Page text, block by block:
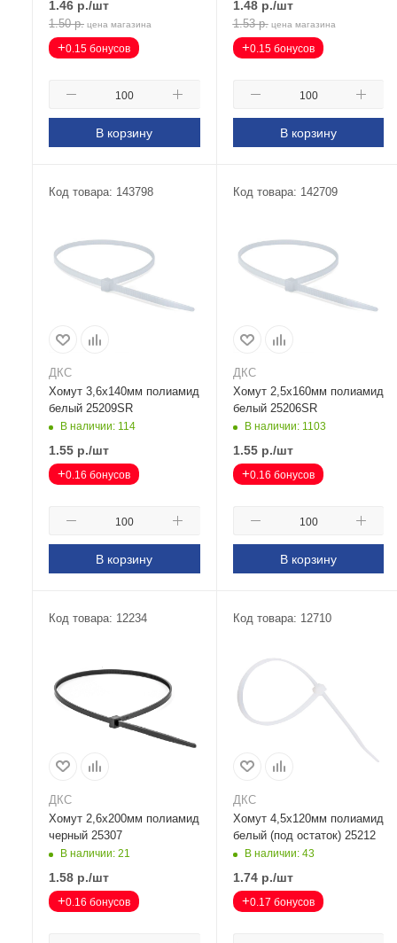
1.46 р./шт
1.50 р. цена магазина
+0.15 бонусов
В корзину
1.48р./шт
1.53 р. цена магазина
+0.15 бонусов
В корзину
Код товара: 143798
ДКС
Хомут 3,6х140мм полиамид
белый 25209SR
В наличии: 114
1.55 р./шт
+0.16 бонусов
В корзину
Код товара: 142709
ДКС
Хомут 2,5х160мм полиамид
белый 25206SR
В наличии: 1103
1.55р./шт
+0.16 бонусов
В корзину
Код товара: 12234
ДКС
Хомут 2,6х200мм полиамид
черный 25307
В наличии: 21
1.58 р./шт
+0.16 бонусов
Код товара: 12710
ДКС
Хомут 4,5х120мм полиамид
белый (под остаток) 25212
В наличии: 43
1.74р./шт
+0.17 бонусов